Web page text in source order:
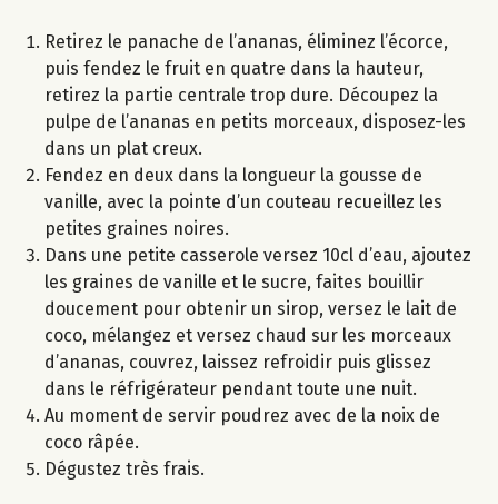
Retirez le panache de l’ananas, éliminez l’écorce,
puis fendez le fruit en quatre dans la hauteur,
retirez la partie centrale trop dure. Découpez la
pulpe de l’ananas en petits morceaux, disposez-les
dans un plat creux.
Fendez en deux dans la longueur la gousse de
vanille, avec la pointe d’un couteau recueillez les
petites graines noires.
Dans une petite casserole versez 10cl d’eau, ajoutez
les graines de vanille et le sucre, faites bouillir
doucement pour obtenir un sirop, versez le lait de
coco, mélangez et versez chaud sur les morceaux
d’ananas, couvrez, laissez refroidir puis glissez
dans le réfrigérateur pendant toute une nuit.
Au moment de servir poudrez avec de la noix de
coco râpée.
Dégustez très frais.